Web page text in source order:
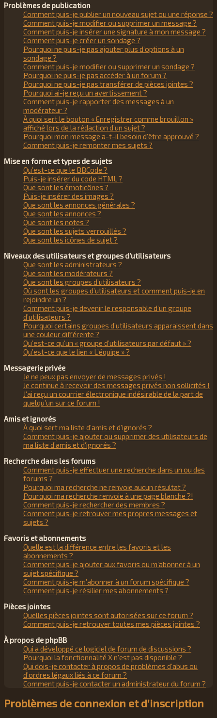
Problèmes de publication
Comment puis-je publier un nouveau sujet ou une réponse ?
Comment puis-je modifier ou supprimer un message ?
Comment puis-je insérer une signature à mon message ?
Comment puis-je créer un sondage ?
Pourquoi ne puis-je pas ajouter plus d’options à un
sondage ?
Comment puis-je modifier ou supprimer un sondage ?
Pourquoi ne puis-je pas accéder à un forum ?
Pourquoi ne puis-je pas transférer de pièces jointes ?
Pourquoi ai-je reçu un avertissement ?
Comment puis-je rapporter des messages à un
modérateur ?
À quoi sert le bouton « Enregistrer comme brouillon »
affiché lors de la rédaction d’un sujet ?
Pourquoi mon message a-t-il besoin d’être approuvé ?
Comment puis-je remonter mes sujets ?
Mise en forme et types de sujets
Qu’est-ce que le BBCode ?
Puis-je insérer du code HTML ?
Que sont les émoticônes ?
Puis-je insérer des images ?
Que sont les annonces générales ?
Que sont les annonces ?
Que sont les notes ?
Que sont les sujets verrouillés ?
Que sont les icônes de sujet ?
Niveaux des utilisateurs et groupes d’utilisateurs
Que sont les administrateurs ?
Que sont les modérateurs ?
Que sont les groupes d’utilisateurs ?
Où sont les groupes d’utilisateurs et comment puis-je en
rejoindre un ?
Comment puis-je devenir le responsable d’un groupe
d’utilisateurs ?
Pourquoi certains groupes d’utilisateurs apparaissent dans
une couleur différente ?
Qu’est-ce qu’un « groupe d’utilisateurs par défaut » ?
Qu’est-ce que le lien « L’équipe » ?
Messagerie privée
Je ne peux pas envoyer de messages privés !
Je continue à recevoir des messages privés non sollicités !
J’ai reçu un courrier électronique indésirable de la part de
quelqu’un sur ce forum !
Amis et ignorés
À quoi sert ma liste d’amis et d’ignorés ?
Comment puis-je ajouter ou supprimer des utilisateurs de
ma liste d’amis et d’ignorés ?
Recherche dans les forums
Comment puis-je effectuer une recherche dans un ou des
forums ?
Pourquoi ma recherche ne renvoie aucun résultat ?
Pourquoi ma recherche renvoie à une page blanche ?!
Comment puis-je rechercher des membres ?
Comment puis-je retrouver mes propres messages et
sujets ?
Favoris et abonnements
Quelle est la différence entre les favoris et les
abonnements ?
Comment puis-je ajouter aux favoris ou m’abonner à un
sujet spécifique ?
Comment puis-je m’abonner à un forum spécifique ?
Comment puis-je résilier mes abonnements ?
Pièces jointes
Quelles pièces jointes sont autorisées sur ce forum ?
Comment puis-je retrouver toutes mes pièces jointes ?
À propos de phpBB
Qui a développé ce logiciel de forum de discussions ?
Pourquoi la fonctionnalité X n’est pas disponible ?
Qui dois-je contacter à propos de problèmes d’abus ou
d’ordres légaux liés à ce forum ?
Comment puis-je contacter un administrateur du forum ?
Problèmes de connexion et d’inscription